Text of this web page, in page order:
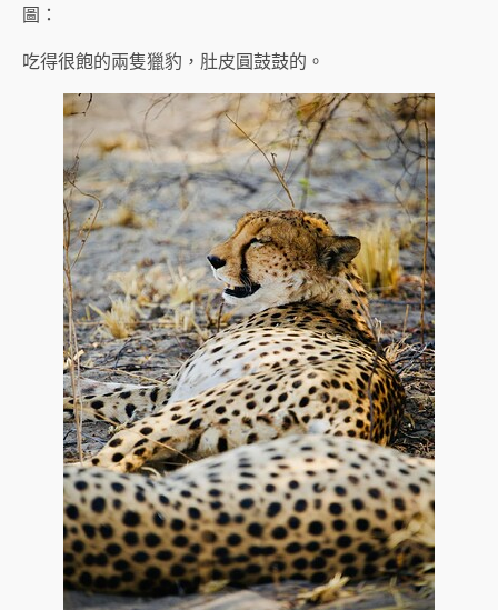
圖：
吃得很飽的兩隻獵豹，肚皮圓鼓鼓的。